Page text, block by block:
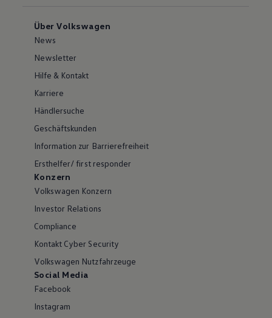
Über Volkswagen
News
Newsletter
Hilfe & Kontakt
Karriere
Händlersuche
Geschäftskunden
Information zur Barrierefreiheit
Ersthelfer/ first responder
Konzern
Volkswagen Konzern
Investor Relations
Compliance
Kontakt Cyber Security
Volkswagen Nutzfahrzeuge
Social Media
Facebook
Instagram